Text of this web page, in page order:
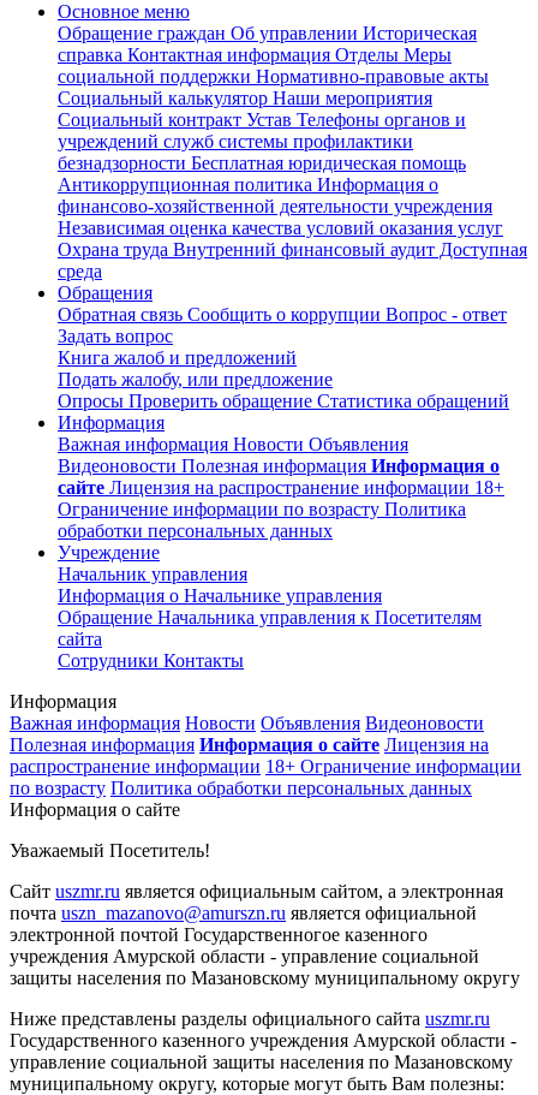
Основное меню
Обращение граждан Об управлении Историческая
справка Контактная информация Отделы Меры
социальной поддержки Нормативно-правовые акты
Социальный калькулятор Наши мероприятия
Социальный контракт Устав Телефоны органов и
учреждений служб системы профилактики
безнадзорности Бесплатная юридическая помощь
Антикоррупционная политика Информация о
финансово-хозяйственной деятельности учреждения
Независимая оценка качества условий оказания услуг
Охрана труда Внутренний финансовый аудит Доступная
среда
Обращения
Обратная связь Сообщить о коррупции Вопрос - ответ
Задать вопрос
Книга жалоб и предложений
Подать жалобу, или предложение
Опросы Проверить обращение Статистика обращений
Информация
Важная информация Новости Объявления
Видеоновости Полезная информация Информация о
сайте Лицензия на распространение информации 18+
Ограничение информации по возрасту Политика
обработки персональных данных
Учреждение
Начальник управления
Информация о Начальнике управления
Обращение Начальника управления к Посетителям
сайта
Сотрудники Контакты
Информация
Важная информация Новости Объявления Видеоновости
Полезная информация Информация о сайте Лицензия на
распространение информации 18+ Ограничение информации
по возрасту Политика обработки персональных данных
Информация о сайте
Уважаемый Посетитель!
Сайт uszmr.ru является официальным сайтом, а электронная
почта uszn_mazanovo@amurszn.ru является официальной
электронной почтой Государственногое казенного
учреждения Амурской области - управление социальной
защиты населения по Мазановскому муниципальному округу
Ниже представлены разделы официального сайта uszmr.ru
Государственного казенного учреждения Амурской области -
управление социальной защиты населения по Мазановскому
муниципальному округу, которые могут быть Вам полезны: